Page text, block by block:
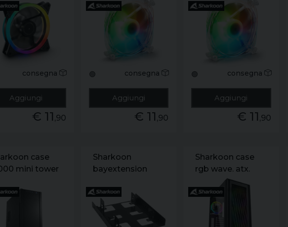
connettore
pin. 12v.
consegna
Aggiungi
€ 11 ,90
🟢 consegna
Aggiungi
€ 11 ,90
120x120x25
🟢 consegna
Aggiungi
€ 11 ,90
case
mini tower
4 slot. 2xusb
Sharkoon
bayextension
mounting frame
for 2 ssds
Sharkoon case
rgb wave. atx.
addressable. 7
slot expansion. 1
usb-c. 2 usb 3.0